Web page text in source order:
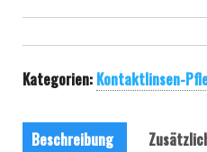
Kategorien: Kontaktlinsen-
Beschreibung